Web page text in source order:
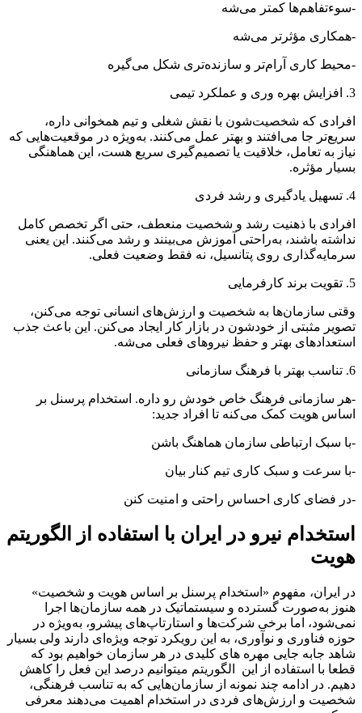
-سوءتفاهم‌ها کمتر می‌شه
-همکاری مؤثرتر می‌شه
-محیط کاری آرام‌تر و سازنده‌تری شکل می‌گیره
3. افزایش بهره‌ وری و عملکرد تیمی
افرادی که شخصیت‌شون با نقش شغلی و تیم همخوانی داره،
سریع‌تر جا می‌افتند و بهتر عمل می‌کنند. به‌ویژه در موقعیت‌هایی که
نیاز به تعامل، خلاقیت یا تصمیم‌گیری سریع هست، این هماهنگی
بسیار مؤثره.
4. تسهیل یادگیری و رشد فردی
افرادی با ذهنیت رشد و شخصیت منعطف، حتی اگر تخصص کامل
نداشته باشند، به‌راحتی آموزش می‌بینند و رشد می‌کنند. این یعنی
سرمایه‌گذاری روی پتانسیل، نه فقط وضعیت فعلی.
5. تقویت برند کارفرمایی
وقتی سازمان‌ها به شخصیت و ارزش‌های انسانی توجه می‌کنن،
تصویر مثبتی از خودشون در بازار کار ایجاد می‌کنن. این باعث جذب
استعدادهای بهتر و حفظ نیروهای فعلی می‌شه.
6. تناسب بهتر با فرهنگ سازمانی
-هر سازمانی فرهنگ خاص خودش رو داره. استخدام پرسنل بر
اساس هویت کمک می‌کنه تا افراد جدید:
-با سبک ارتباطی سازمان هماهنگ باشن
-با سرعت و سبک کاری تیم کنار بیان
-در فضای کاری احساس راحتی و امنیت کنن
استخدام نیرو در ایران با استفاده از الگوریتم
هویت
در ایران، مفهوم «استخدام پرسنل بر اساس هویت و شخصیت»
هنوز به‌صورت گسترده و سیستماتیک در همه سازمان‌ها اجرا
نمی‌شود، اما برخی شرکت‌ها و استارتاپ‌های پیشرو، به‌ویژه در
حوزه فناوری و نوآوری، به این رویکرد توجه ویژه‌ای دارند ولی بسیار
شاهد جابه جایی مهره های کلیدی در هر سازمان خواهیم بود که
قطعا با استفاده از این الگوریتم میتوانیم درصد این فعل را کاهش
دهیم. در ادامه چند نمونه از سازمان‌هایی که به تناسب فرهنگی،
شخصیت و ارزش‌های فردی در استخدام اهمیت می‌دهند معرفی